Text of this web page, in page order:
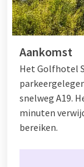
Aankomst
Het Golfhotel
snelweg A19.
minuten
bereiken.